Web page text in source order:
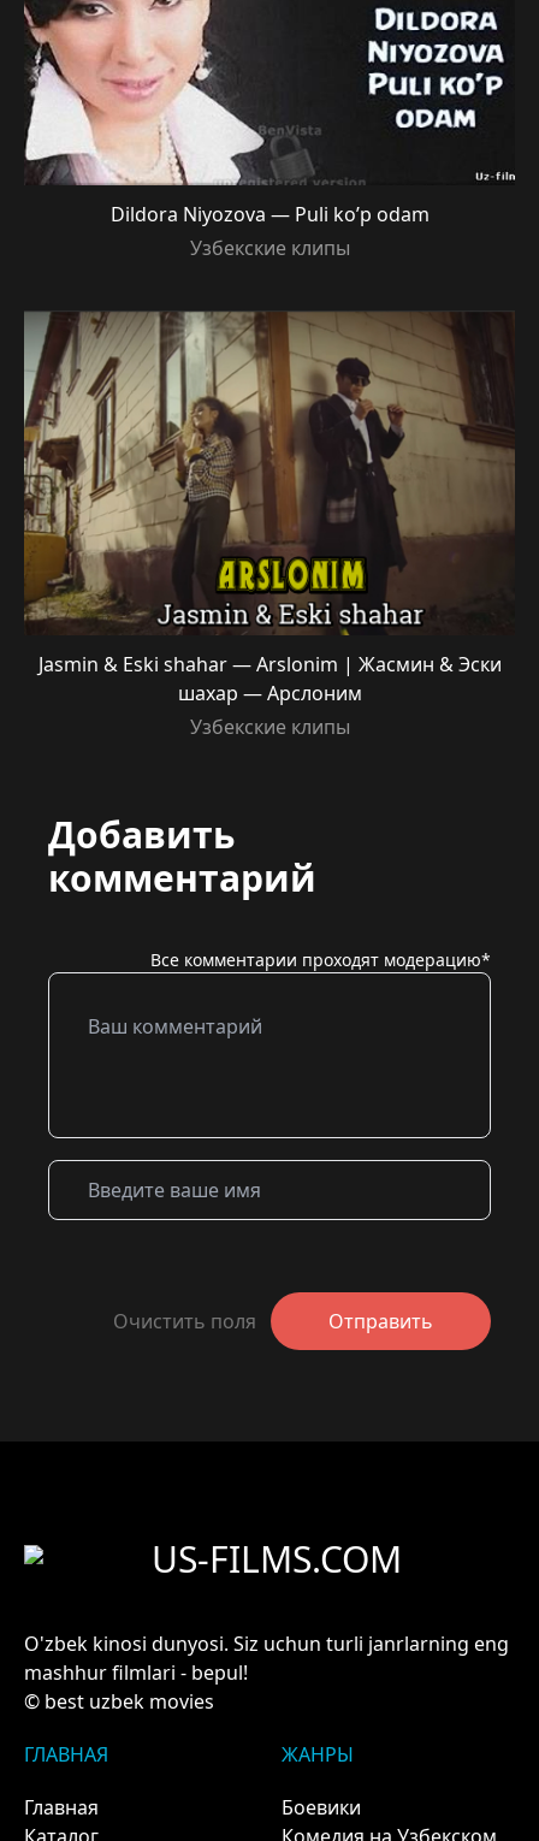
Dildora Niyozova — Puli ko’p odam
Узбекские клипы
Jasmin & Eski shahar — Arslonim | Жасмин & Эски
шахар — Арслоним
Узбекские клипы
Добавить
комментарий
Все комментарии проходят модерацию*
Очистить поля Отправить
US-FILMS.COM
O'zbek kinosi dunyosi. Siz uchun turli janrlarning eng
mashhur filmlari - bepul!
© best uzbek movies
ГЛАВНАЯ
Главная
ЖАНРЫ
Боевики